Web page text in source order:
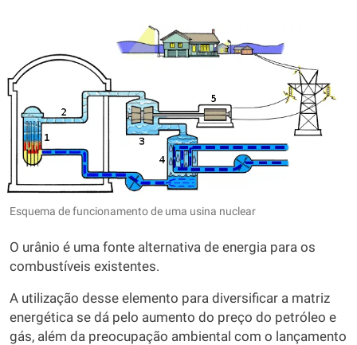
Esquema de funcionamento de uma usina nuclear
O urânio é uma fonte alternativa de energia para os
combustíveis existentes.
A utilização desse elemento para diversificar a matriz
energética se dá pelo aumento do preço do petróleo e
gás, além da preocupação ambiental com o lançamento